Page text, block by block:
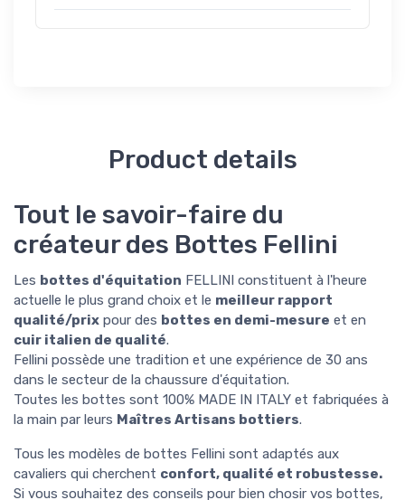
Product details
Tout le savoir-faire du
créateur des Bottes Fellini
Les bottes d'équitation FELLINI constituent à l'heure
actuelle le plus grand choix et le meilleur rapport
qualité/prix pour des bottes en demi-mesure et en
cuir italien de qualité.
Fellini possède une tradition et une expérience de 30 ans
dans le secteur de la chaussure d'équitation.
Toutes les bottes sont 100% MADE IN ITALY et fabriquées à
la main par leurs Maîtres Artisans bottiers.
Tous les modèles de bottes Fellini sont adaptés aux
cavaliers qui cherchent confort, qualité et robustesse.
Si vous souhaitez des conseils pour bien chosir vos bottes,